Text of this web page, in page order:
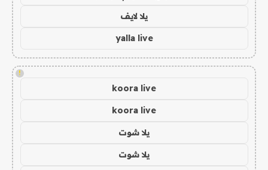
يلا لايف
yalla live
!
koora live
koora live
يلا شوت
يلا شوت